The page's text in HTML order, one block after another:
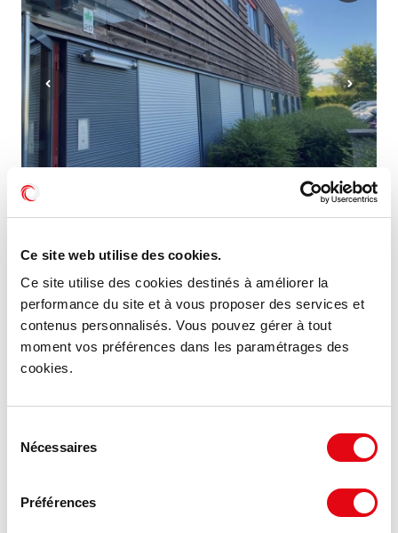
Ce site web utilise des cookies.
Ce site utilise des cookies destinés à améliorer la
performance du site et à vous proposer des services et
contenus personnalisés. Vous pouvez gérer à tout
moment vos préférences dans les paramétrages des
cookies.
Nécessaires
Préférences
D'ARCY
2 rue Georges Méliès, 78390 BOIS D'ARCY
88 m²
Divisible dès 43 m²
À partir de 180 €
HT HC/m²/an